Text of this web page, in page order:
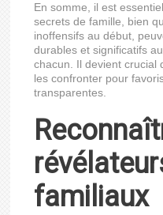
En somme, il est
secrets de famille, bien
inoffensifs au début,
durables et significatifs
chacun. Il devient crucial
les confronter pour
transparentes.
familiaux